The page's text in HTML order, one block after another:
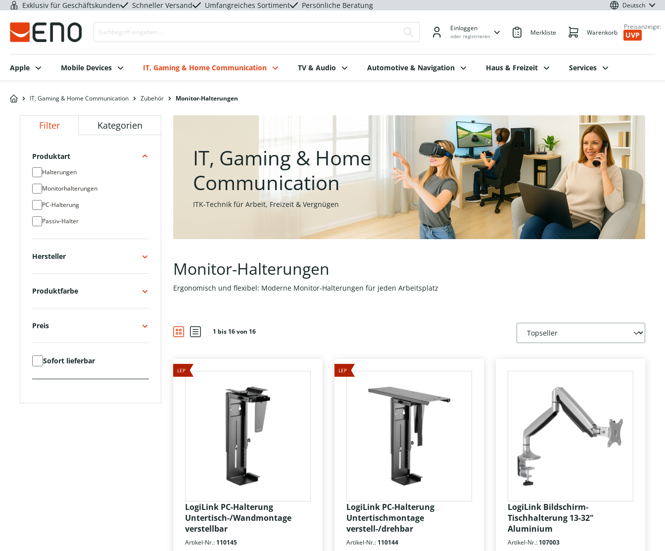
Exklusiv für Geschäftskunden Schneller Versand Umfangreiches Sortiment Persönliche Beratung Deutsch
Einloggen
oder registrieren Merkliste Warenkorb
Preisanzeige:
UVP
Apple Mobile Devices IT, Gaming & Home Communication TV & Audio Automotive & Navigation Haus & Freizeit Services
IT, Gaming & Home Communication Zubehör Monitor-Halterungen
Filter Kategorien
Produktart
Halterungen
Monitorhalterungen
PC-Halterung
Passiv-Halter
Hersteller
Produktfarbe
Preis
Sofort lieferbar
IT, Gaming & Home
Communication
ITK-Technik für Arbeit, Freizeit & Vergnügen
Monitor-Halterungen
Ergonomisch und flexibel: Moderne Monitor-Halterungen für jeden Arbeitsplatz
1 bis 16 von 16
LEP
LogiLink PC-Halterung
Untertisch-/Wandmontage
verstellbar
Artikel-Nr.: 110145
LEP
LogiLink PC-Halterung
Untertischmontage
verstell-/drehbar
Artikel-Nr.: 110144
LogiLink Bildschirm-
Tischhalterung 13-32"
Aluminium
Artikel-Nr.: 107003